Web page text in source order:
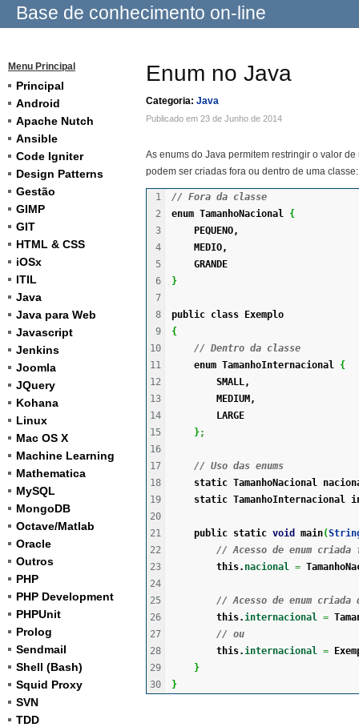
Base de conhecimento on-line
Menu Principal
Principal
Android
Apache Nutch
Ansible
Code Igniter
Design Patterns
Gestão
GIMP
GIT
HTML & CSS
iOSx
ITIL
Java
Java para Web
Javascript
Jenkins
Joomla
JQuery
Kohana
Linux
Mac OS X
Machine Learning
Mathematica
MySQL
MongoDB
Octave/Matlab
Oracle
Outros
PHP
PHP Development
PHPUnit
Prolog
Sendmail
Shell (Bash)
Squid Proxy
SVN
TDD
Enum no Java
Categoria: Java
Publicado em 23 de Junho de 2014
As enums do Java permitem restringir o valor
podem ser criadas fora ou dentro de uma classe:
1
2
3
4
5
6
7
8
9
10
11
12
13
14
15
16
17
18
19
20
21
22
23
24
25
26
27
28
29
// Fora da classe
enum TamanhoNacional {
    PEQUENO,
    MEDIO,
    GRANDE
}
public class Exemplo
{
// Dentro da classe
enum TamanhoInternacional {
        SMALL,
        MEDIUM,
        LARGE
};
// Uso das enums
static TamanhoNacional
static TamanhoInternacional
public static void main(
// Acesso de enum criada
this. nacional =
// Acesso de enum criada
this.internacional =
// ou
this.internacional =
}
}